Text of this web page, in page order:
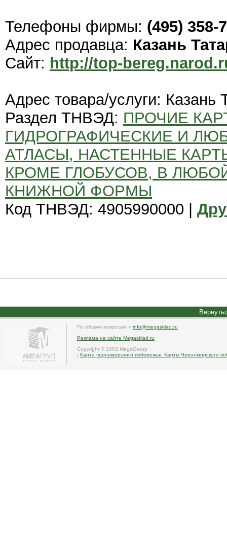
Телефоны фирмы: (495) 358-
Адрес продавца: Казань
Сайт: http://top-
Адрес товара/услуги: Казань
Раздел ТНВЭД: ПРОЧИЕ
ГИДРОГРАФИЧЕСКИЕ И
АТЛАСЫ, НАСТЕННЫЕ
КРОМЕ ГЛОБУСОВ, В
КНИЖНОЙ ФОРМЫ
Код ТНВЭД: 4905990000 |
По общим вопросам » info@megasklad.ru
Реклама на сайте Megasklad.ru
Copyright © 2003 MegaGroup
| Карта черноморского побережья. Карты Черноморского